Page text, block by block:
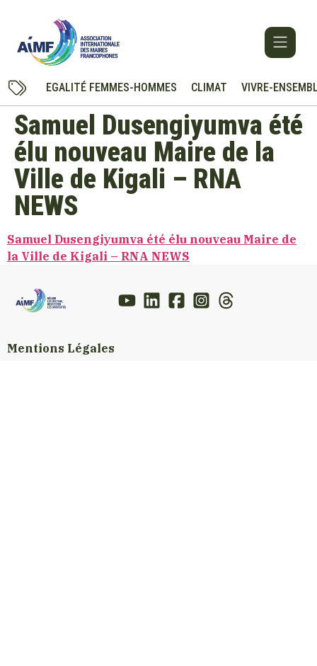
EGALITÉ FEMMES-HOMMES CLIMAT VIVRE-
Samuel Dusengiyumva été
élu nouveau Maire de la
Ville de Kigali – RNA
NEWS
Samuel Dusengiyumva été élu nouveau Maire de
la Ville de Kigali – RNA NEWS
Mentions Légales